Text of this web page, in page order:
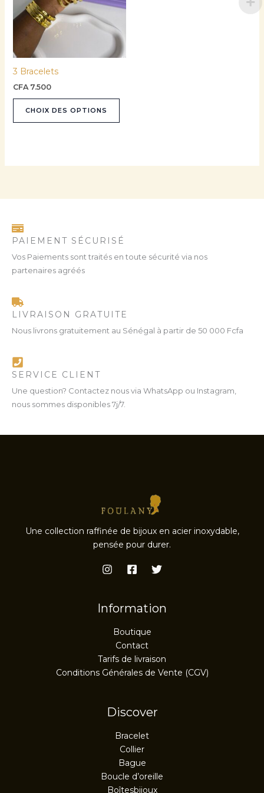
3 Bracelets
CFA7.500
CHOIX DES OPTIONS
variations.
options
être
la
PAIEMENT SÉCURISÉ
Vos Paiements sont traités en toute sécurité via nos
partenaires agréés
LIVRAISON GRATUITE
Nous livrons gratuitement au Sénégal à partir de 50 000 Fcfa
SERVICE CLIENT
Une question? Contactez nous via WhatsApp ou Instagram,
nous sommes disponibles 7j/7.
Une collection raffinée de bijoux en acier inoxydable,
pensée pour durer.
Information
Boutique
Contact
Tarifs de livraison
Conditions Générales de Vente (CGV)
Discover
Bracelet
Collier
Bague
Boucle d’oreille
Boîtesbijoux